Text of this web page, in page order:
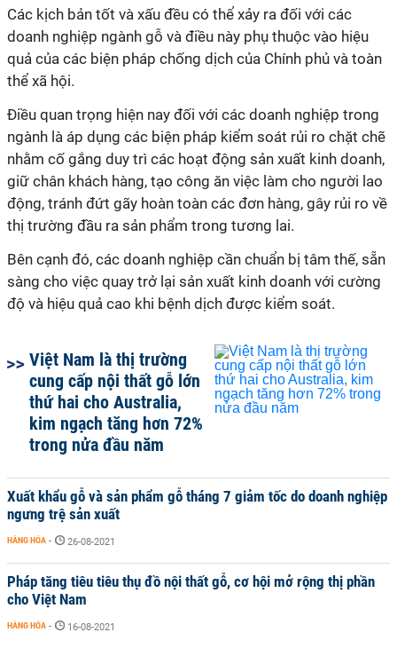
Các kịch bản tốt và xấu đều có thể xảy ra đối với các
doanh nghiệp ngành gỗ và điều này phụ thuộc vào hiệu
quả của các biện pháp chống dịch của Chính phủ và toàn
thể xã hội.
Điều quan trọng hiện nay đối với các doanh nghiệp trong
ngành là áp dụng các biện pháp kiểm soát rủi ro chặt chẽ
nhằm cố gắng duy trì các hoạt động sản xuất kinh doanh,
giữ chân khách hàng, tạo công ăn việc làm cho người lao
động, tránh đứt gãy hoàn toàn các đơn hàng, gây rủi ro về
thị trường đầu ra sản phẩm trong tương lai.
Bên cạnh đó, các doanh nghiệp cần chuẩn bị tâm thế, sẵn
sàng cho việc quay trở lại sản xuất kinh doanh với cường
độ và hiệu quả cao khi bệnh dịch được kiểm soát.
Việt Nam là thị trường
cung cấp nội thất gỗ lớn
thứ hai cho Australia,
kim ngạch tăng hơn 72%
trong nửa đầu năm
Xuất khẩu gỗ và sản phẩm gỗ tháng 7 giảm tốc do doanh nghiệp
ngưng trệ sản xuất
HÀNG HÓA - 26-08-2021
Pháp tăng tiêu tiêu thụ đồ nội thất gỗ, cơ hội mở rộng thị phần
cho Việt Nam
HÀNG HÓA - 16-08-2021